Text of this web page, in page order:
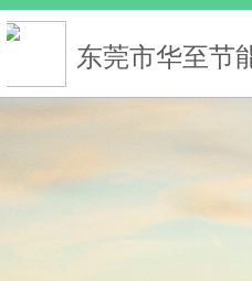
东莞市华至节